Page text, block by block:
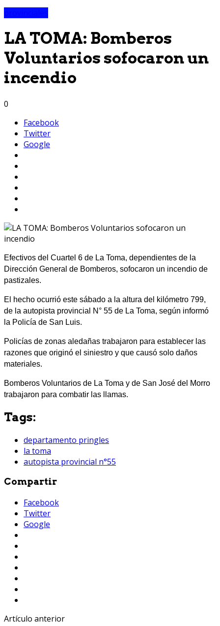
LA TOMA: Bomberos
Voluntarios sofocaron un
incendio
0
Facebook
Twitter
Google
Efectivos del Cuartel 6 de La Toma, dependientes de la
Dirección General de Bomberos, sofocaron un incendio de
pastizales.
El hecho ocurrió este sábado a la altura del kilómetro 799,
de la autopista provincial N° 55 de La Toma, según informó
la Policía de San Luis.
Policías de zonas aledañas trabajaron para establecer las
razones que originó el siniestro y que causó solo daños
materiales.
Bomberos Voluntarios de La Toma y de San José del Morro
trabajaron para combatir las llamas.
Tags:
departamento pringles
la toma
autopista provincial n°55
Compartir
Facebook
Twitter
Google
Artículo anterior